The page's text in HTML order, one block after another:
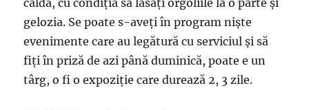
gelozia. Se poate s-aveţi în program nişte
evenimente care au legătură cu serviciul şi să
fiţi în priză de azi până duminică, poate e un
târg, o fi o expoziţie care durează 2, 3 zile.